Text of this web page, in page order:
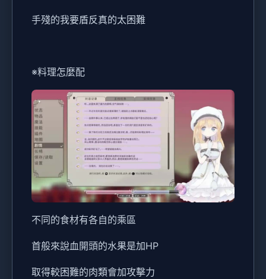
手殘的我要盾反真的太困難
※料理怎麼配
不同的食材有各自的乘區
首般來說血開頭的水果是加HP
取得較困難的肉類會加攻擊力